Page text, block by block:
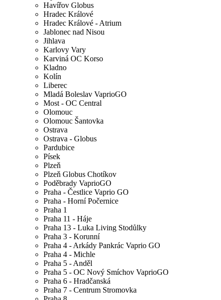
Havířov Globus
Hradec Králové
Hradec Králové - Atrium
Jablonec nad Nisou
Jihlava
Karlovy Vary
Karviná OC Korso
Kladno
Kolín
Liberec
Mladá Boleslav VaprioGO
Most - OC Central
Olomouc
Olomouc Šantovka
Ostrava
Ostrava - Globus
Pardubice
Písek
Plzeň
Plzeň Globus Chotíkov
Poděbrady VaprioGO
Praha - Čestlice Vaprio GO
Praha - Horní Počernice
Praha 1
Praha 11 - Háje
Praha 13 - Luka Living Stodůlky
Praha 3 - Korunní
Praha 4 - Arkády Pankrác Vaprio GO
Praha 4 - Michle
Praha 5 - Anděl
Praha 5 - OC Nový Smíchov VaprioGO
Praha 6 - Hradčanská
Praha 7 - Centrum Stromovka